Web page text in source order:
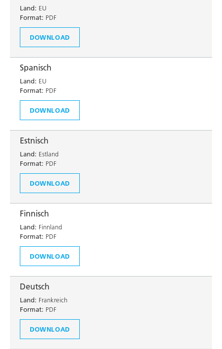
Land: EU
Format: PDF
DOWNLOAD
Spanisch
Land: EU
Format: PDF
DOWNLOAD
Estnisch
Land: Estland
Format: PDF
DOWNLOAD
Finnisch
Land: Finnland
Format: PDF
DOWNLOAD
Deutsch
Land: Frankreich
Format: PDF
DOWNLOAD